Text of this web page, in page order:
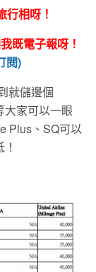
行相呀！
既電子報呀！
閱)
就儲邊個
大家可以一眼
Plus、SQ可以